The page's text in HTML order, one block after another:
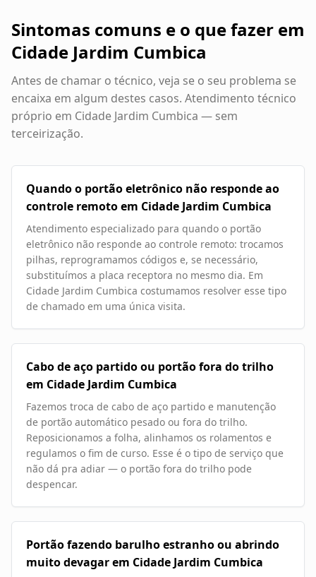
Sintomas comuns e o que fazer em
Cidade Jardim Cumbica
Antes de chamar o técnico, veja se o seu problema se
encaixa em algum destes casos. Atendimento técnico
próprio em Cidade Jardim Cumbica — sem
terceirização.
Quando o portão eletrônico não responde ao
controle remoto em Cidade Jardim Cumbica
Atendimento especializado para quando o portão
eletrônico não responde ao controle remoto: trocamos
pilhas, reprogramamos códigos e, se necessário,
substituímos a placa receptora no mesmo dia. Em
Cidade Jardim Cumbica costumamos resolver esse tipo
de chamado em uma única visita.
Cabo de aço partido ou portão fora do trilho
em Cidade Jardim Cumbica
Fazemos troca de cabo de aço partido e manutenção
de portão automático pesado ou fora do trilho.
Reposicionamos a folha, alinhamos os rolamentos e
regulamos o fim de curso. Esse é o tipo de serviço que
não dá pra adiar — o portão fora do trilho pode
despencar.
Portão fazendo barulho estranho ou abrindo
muito devagar em Cidade Jardim Cumbica